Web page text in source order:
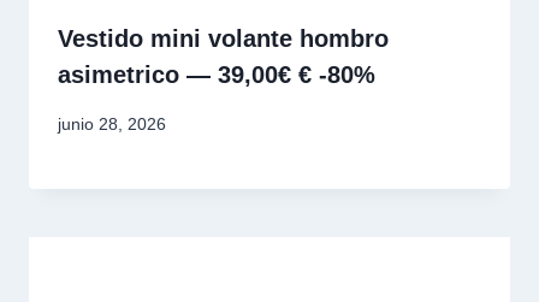
Vestido mini volante hombro
asimetrico — 39,00€ € -80%
junio 28, 2026